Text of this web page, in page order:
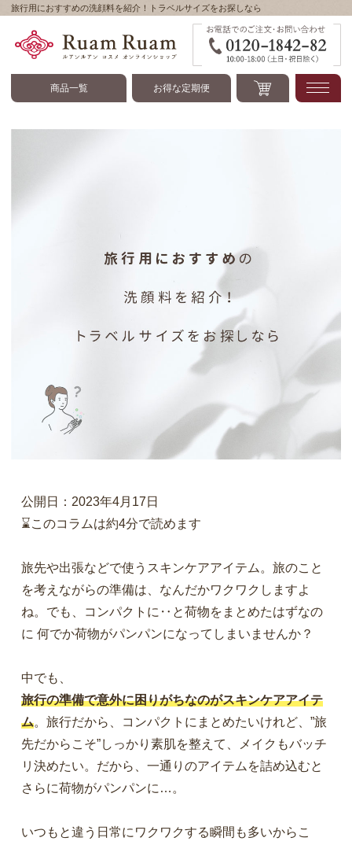
旅行用におすすめの洗顔料を紹介！トラベルサイズをお探しなら
Ruam Ruam-ルアンルアン
商品一覧 お得な定期便
公開日：2023年4月17日
⌛このコラムは約4分で読めます
旅先や出張などで使うスキンケアアイテム。旅のこと
を考えながらの準備は、なんだかワクワクしますよ
ね。でも、コンパクトに‥と荷物をまとめたはずなの
に 何でか荷物がパンパンになってしまいませんか？
中でも、
旅行の準備で意外に困りがちなのがスキンケアアイテ
ム。旅行だから、コンパクトにまとめたいけれど、”旅
先だからこそ”しっかり素肌を整えて、メイクもバッチ
リ決めたい。だから、一通りのアイテムを詰め込むと
さらに荷物がパンパンに…。
いつもと違う日常にワクワクする瞬間も多いからこ